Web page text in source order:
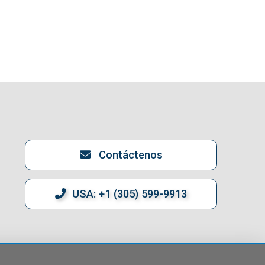
Contáctenos
USA: +1 (305) 599-9913